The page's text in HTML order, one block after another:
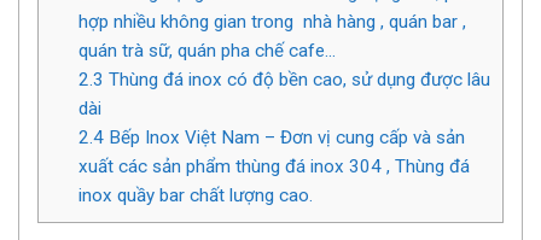
hợp nhiều không gian trong nhà hàng , quán bar ,
quán trà sữ, quán pha chế cafe…
2.3 Thùng đá inox có độ bền cao, sử dụng được lâu
dài
2.4Bếp Inox Việt Nam – Đơn vị cung cấp và sản
xuất các sản phẩm thùng đá inox 304 , Thùng đá
inox quầy bar chất lượng cao.